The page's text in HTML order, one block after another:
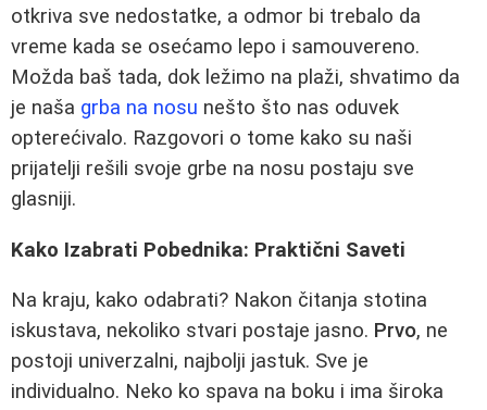
otkriva sve nedostatke, a odmor bi trebalo da
vreme kada se osećamo lepo i samouvereno.
Možda baš tada, dok ležimo na plaži, shvatimo da
je naša grba na nosu nešto što nas oduvek
opterećivalo. Razgovori o tome kako su naši
prijatelji rešili svoje grbe na nosu postaju sve
glasniji.
Kako Izabrati Pobednika: Praktični Saveti
Na kraju, kako odabrati? Nakon čitanja stotina
iskustava, nekoliko stvari postaje jasno. Prvo, ne
postoji univerzalni, najbolji jastuk. Sve je
individualno. Neko ko spava na boku i ima široka